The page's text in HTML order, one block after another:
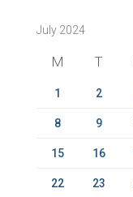
h
July 2024
M T
1 2
8 9
15 16
22 23